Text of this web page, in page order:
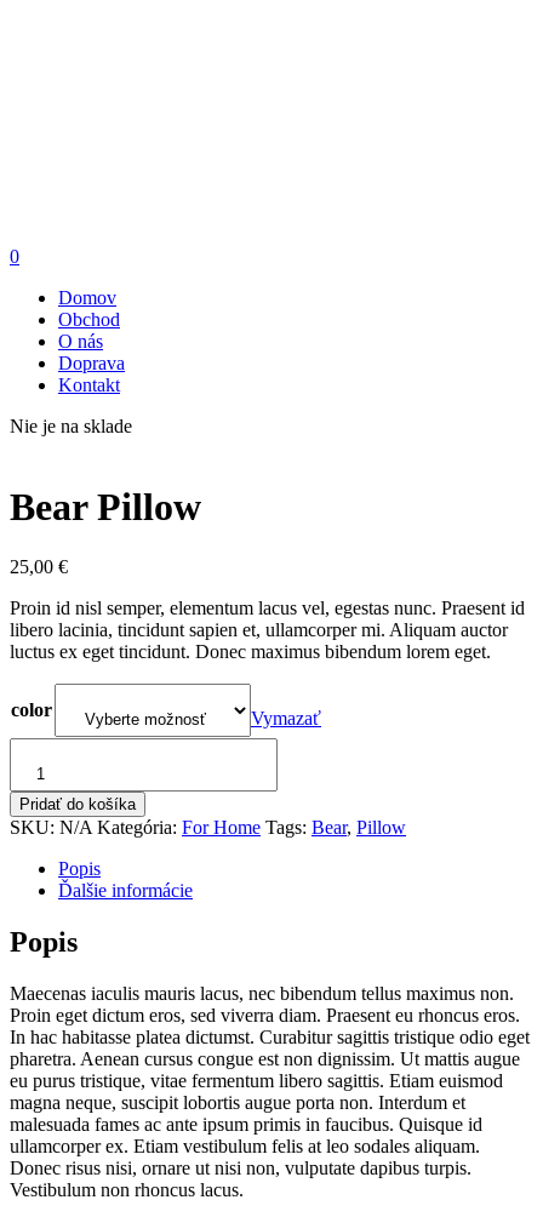
0
Domov
Obchod
O nás
Doprava
Kontakt
Nie je na sklade
Bear Pillow
25,00 €
Proin id nisl semper, elementum lacus vel, egestas nunc. Praesent id
libero lacinia, tincidunt sapien et, ullamcorper mi. Aliquam auctor
luctus ex eget tincidunt. Donec maximus bibendum lorem eget.
color
Vymazať
Bear
Pillow
Pridať do košíka
SKU: N/A Kategória: For Home Tags: Bear, Pillow
Popis
Ďalšie informácie
Popis
Maecenas iaculis mauris lacus, nec bibendum tellus maximus non.
Proin eget dictum eros, sed viverra diam. Praesent eu rhoncus eros.
In hac habitasse platea dictumst. Curabitur sagittis tristique odio eget
pharetra. Aenean cursus congue est non dignissim. Ut mattis augue
eu purus tristique, vitae fermentum libero sagittis. Etiam euismod
magna neque, suscipit lobortis augue porta non. Interdum et
malesuada fames ac ante ipsum primis in faucibus. Quisque id
ullamcorper ex. Etiam vestibulum felis at leo sodales aliquam.
Donec risus nisi, ornare ut nisi non, vulputate dapibus turpis.
Vestibulum non rhoncus lacus.